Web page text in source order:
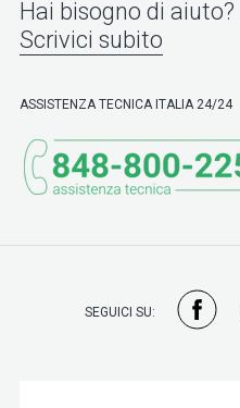
Hai bisogno di aiuto?
Scrivici subito
ASSISTENZA TECNICA ITALIA 24/24
SEGUICI SU: